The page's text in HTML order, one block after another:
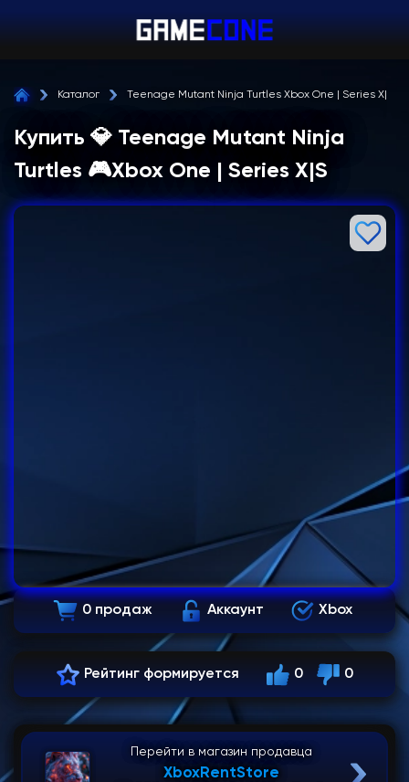
Каталог Teenage Mutant Ninja Turtles Xbox One | Series X|S
Купить 💎 Teenage Mutant Ninja
Turtles 🎮Xbox One | Series X|S
0 продаж Аккаунт Xbox
Рейтинг формируется 0 0
Перейти в магазин продавца
XboxRentStore